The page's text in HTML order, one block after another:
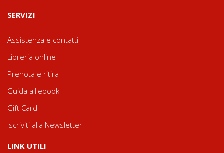
SERVIZI
Assistenza e contatti
Libreria online
Prenota e ritira
Guida all'ebook
Gift Card
Iscriviti alla Newsletter
LINK UTILI